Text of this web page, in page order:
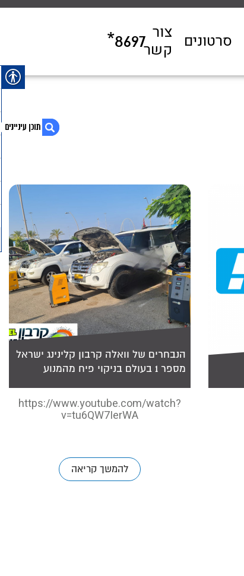
2. טיפול מהפכני של ניקוי פיח יחזיר את המנוע
לביצועי שיא
3. ניקוי פיח עם קרבון קלינינג: להחזיר את החיים
למנוע
5. הנבחרים של וואלה קרבון קלינינג ישראל מספר 1
בעולם בניקוי פיח מהמנוע
סרטונים
צור
קשר*8697
הנבחרים של וואלה קרבון קלינינג ישראל
מספר 1 בעולם בניקוי פיח מהמנוע
https://www.youtube.com/watch?
v=tu6QW7IerWA
להמשך קריאה